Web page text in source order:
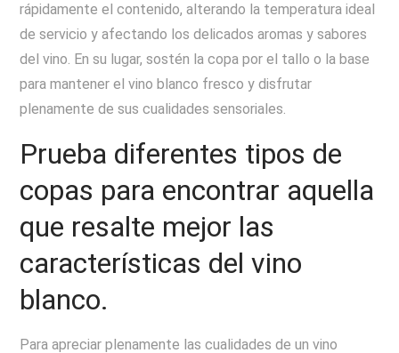
rápidamente el contenido, alterando la temperatura ideal
de servicio y afectando los delicados aromas y sabores
del vino. En su lugar, sostén la copa por el tallo o la base
para mantener el vino blanco fresco y disfrutar
plenamente de sus cualidades sensoriales.
Prueba diferentes tipos de
copas para encontrar aquella
que resalte mejor las
características del vino
blanco.
Para apreciar plenamente las cualidades de un vino